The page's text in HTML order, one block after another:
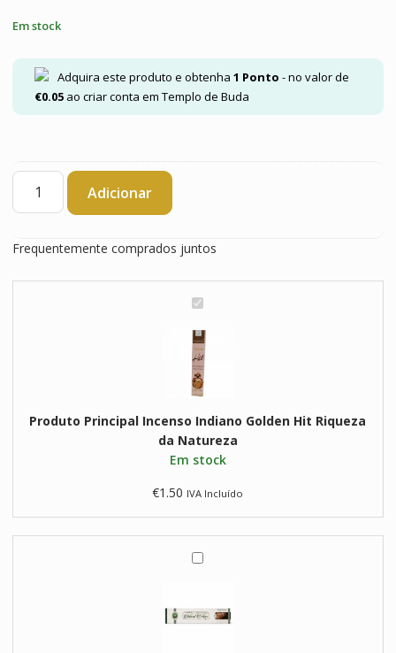
Em stock
Adquira este produto e obtenha 1 Ponto - no valor de
€0.05 ao criar conta em Templo de Buda
Quantidade
Incenso
Indiano
Golden
Adicionar
Frequentemente comprados juntos
I
c
e
n
s
o
I
n
i
a
n
o
l
Produto Principal Incenso Indiano Golden Hit Riqueza
da Natureza
Em stock
€1.50 IVA Incluído
I
e